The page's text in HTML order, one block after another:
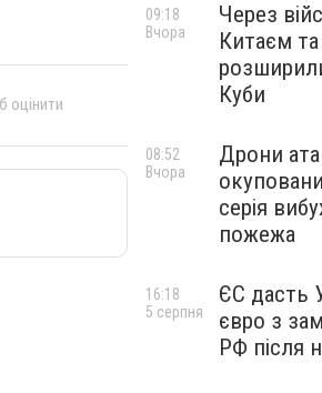
оцінити
Через
Китаєм
Куби
09:18
Вчора
Дрони
серія
пожежа
08:52
Вчора
ЄС дасть
євро з
РФ після
16:18
5 серпня